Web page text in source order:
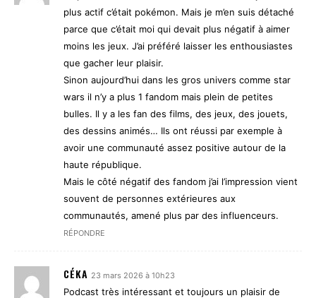
plus actif c’était pokémon. Mais je m’en suis détaché
parce que c’était moi qui devait plus négatif à aimer
moins les jeux. J’ai préféré laisser les enthousiastes
que gacher leur plaisir.
Sinon aujourd’hui dans les gros univers comme star
wars il n’y a plus 1 fandom mais plein de petites
bulles. Il y a les fan des films, des jeux, des jouets,
des dessins animés… Ils ont réussi par exemple à
avoir une communauté assez positive autour de la
haute république.
Mais le côté négatif des fandom j’ai l’impression vient
souvent de personnes extérieures aux
communautés, amené plus par des influenceurs.
RÉPONDRE
CÉKA 23 mars 2026 à 10h23
Podcast très intéressant et toujours un plaisir de